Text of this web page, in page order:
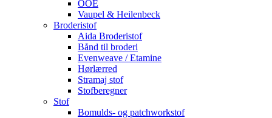
OOE
Vaupel & Heilenbeck
Broderistof
Aida Broderistof
Bånd til broderi
Evenweave / Etamine
Hørlærred
Stramaj stof
Stofberegner
Stof
Bomulds- og patchworkstof